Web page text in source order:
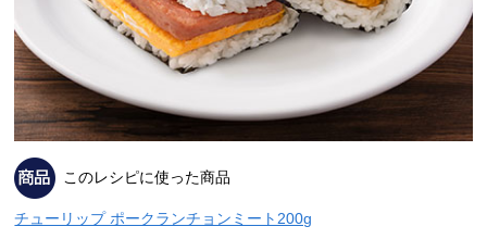
このレシピに使った商品
チューリップ ポークランチョンミート200g